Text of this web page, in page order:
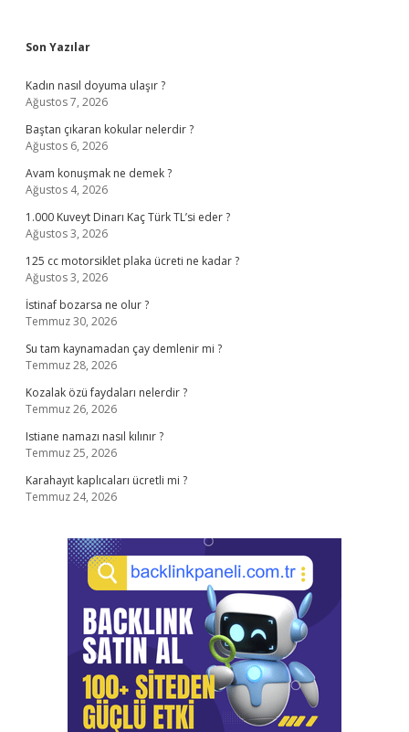
Sidebar
Son Yazılar
Kadın nasıl doyuma ulaşır ?
Ağustos 7, 2026
Baştan çıkaran kokular nelerdir ?
Ağustos 6, 2026
Avam konuşmak ne demek ?
Ağustos 4, 2026
1.000 Kuveyt Dinarı Kaç Türk TL’si eder ?
Ağustos 3, 2026
125 cc motorsiklet plaka ücreti ne kadar ?
Ağustos 3, 2026
İstinaf bozarsa ne olur ?
Temmuz 30, 2026
Su tam kaynamadan çay demlenir mi ?
Temmuz 28, 2026
Kozalak özü faydaları nelerdir ?
Temmuz 26, 2026
Istiane namazı nasıl kılınır ?
Temmuz 25, 2026
Karahayıt kaplıcaları ücretli mi ?
Temmuz 24, 2026